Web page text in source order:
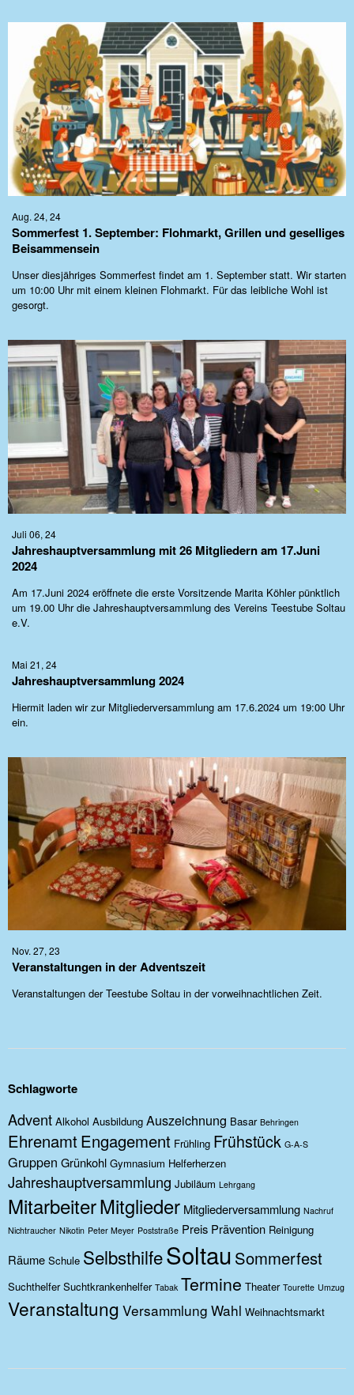
Aug. 24, 24
Sommerfest 1. September: Flohmarkt, Grillen und geselliges
Beisammensein
Unser diesjähriges Sommerfest findet am 1. September statt. Wir starten
um 10:00 Uhr mit einem kleinen Flohmarkt. Für das leibliche Wohl ist
gesorgt.
Juli 06, 24
Jahreshauptversammlung mit 26 Mitgliedern am 17.Juni
2024
Am 17.Juni 2024 eröffnete die erste Vorsitzende Marita Köhler pünktlich
um 19.00 Uhr die Jahreshauptversammlung des Vereins Teestube Soltau
e.V.
Mai 21, 24
Jahreshauptversammlung 2024
Hiermit laden wir zur Mitgliederversammlung am 17.6.2024 um 19:00 Uhr
ein.
Nov. 27, 23
Veranstaltungen in der Adventszeit
Veranstaltungen der Teestube Soltau in der vorweihnachtlichen Zeit.
Schlagworte
Advent Alkohol Ausbildung Auszeichnung Basar Behringen
EhrenamtEngagement Frühling Frühstück G-A-S
Gruppen Grünkohl Gymnasium Helferherzen
Jahreshauptversammlung Jubiläum Lehrgang
MitarbeiterMitglieder Mitgliederversammlung Nachruf
Nichtraucher Nikotin Peter Meyer Poststraße Preis Prävention Reinigung
Räume Schule SelbsthilfeSoltau Sommerfest
Suchthelfer Suchtkrankenhelfer Tabak Termine Theater Tourette Umzug
Veranstaltung Versammlung Wahl Weihnachtsmarkt